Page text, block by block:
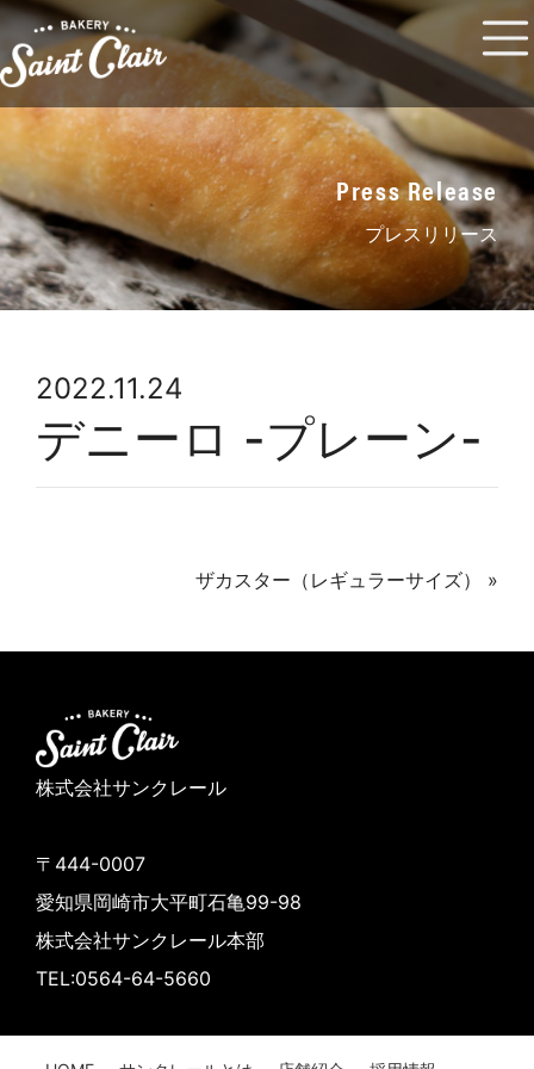
Press Release
プレスリリース
2022.11.24
デニーロ -プレーン-
ザカスター（レギュラーサイズ） »
株式会社サンクレール
〒444-0007
愛知県岡崎市大平町石亀99-98
株式会社サンクレール本部
TEL:0564-64-5660